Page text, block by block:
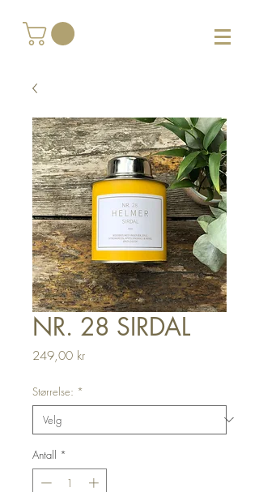
NR. 28 SIRDAL
249,00 krPris
Størrelse: *
Antall *